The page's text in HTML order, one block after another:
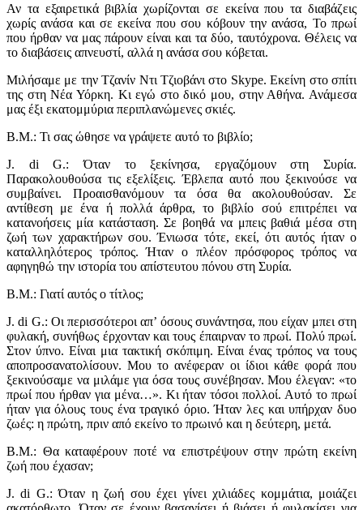
Αν τα εξαιρετικά βιβλία χωρίζονται σε εκείνα που τα διαβάζεις
χωρίς ανάσα και σε εκείνα που σου κόβουν την ανάσα, Το πρωί
που ήρθαν να μας πάρουν είναι και τα δύο, ταυτόχρονα. Θέλεις να
το διαβάσεις απνευστί, αλλά η ανάσα σου κόβεται.
Μιλήσαμε με την Τζανίν Ντι Τζιοβάνι στο Skype. Εκείνη στο σπίτι
της στη Νέα Υόρκη. Κι εγώ στο δικό μου, στην Αθήνα. Ανάμεσα
μας έξι εκατομμύρια περιπλανώμενες σκιές.
Β.Μ.: Τι σας ώθησε να γράψετε αυτό το βιβλίο;
J. di G.: Όταν το ξεκίνησα, εργαζόμουν στη Συρία.
Παρακολουθούσα τις εξελίξεις. Έβλεπα αυτό που ξεκινούσε να
συμβαίνει. Προαισθανόμουν τα όσα θα ακολουθούσαν. Σε
αντίθεση με ένα ή πολλά άρθρα, το βιβλίο σού επιτρέπει να
κατανοήσεις μία κατάσταση. Σε βοηθά να μπεις βαθιά μέσα στη
ζωή των χαρακτήρων σου. Ένιωσα τότε, εκεί, ότι αυτός ήταν ο
καταλληλότερος τρόπος. Ήταν ο πλέον πρόσφορος τρόπος να
αφηγηθώ την ιστορία του απίστευτου πόνου στη Συρία.
Β.Μ.: Γιατί αυτός ο τίτλος;
J. di G.: Οι περισσότεροι απ’ όσους συνάντησα, που είχαν μπει στη
φυλακή, συνήθως έρχονταν και τους έπαιρναν το πρωί. Πολύ πρωί.
Στον ύπνο. Είναι μια τακτική σκόπιμη. Είναι ένας τρόπος να τους
αποπροσανατολίσουν. Μου το ανέφεραν οι ίδιοι κάθε φορά που
ξεκινούσαμε να μιλάμε για όσα τους συνέβησαν. Μου έλεγαν: «το
πρωί που ήρθαν για μένα…». Κι ήταν τόσοι πολλοί. Αυτό το πρωί
ήταν για όλους τους ένα τραγικό όριο. Ήταν λες και υπήρχαν δυο
ζωές: η πρώτη, πριν από εκείνο το πρωινό και η δεύτερη, μετά.
Β.Μ.: Θα καταφέρουν ποτέ να επιστρέψουν στην πρώτη εκείνη
ζωή που έχασαν;
J. di G.: Όταν η ζωή σου έχει γίνει χιλιάδες κομμάτια, μοιάζει